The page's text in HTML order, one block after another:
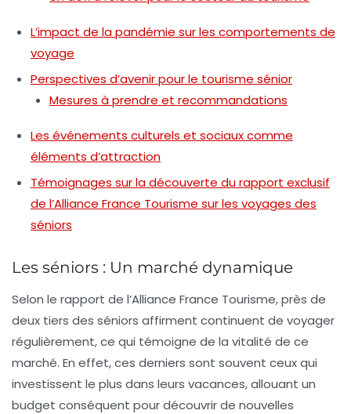
L’impact de la pandémie sur les comportements de
voyage
Perspectives d’avenir pour le tourisme sénior
Mesures à prendre et recommandations
Les événements culturels et sociaux comme
éléments d’attraction
Témoignages sur la découverte du rapport exclusif
de l’Alliance France Tourisme sur les voyages des
séniors
Les séniors : Un marché dynamique
Selon le rapport de l’Alliance France Tourisme, près de
deux tiers des séniors affirment continuent de voyager
régulièrement, ce qui témoigne de la vitalité de ce
marché. En effet, ces derniers sont souvent ceux qui
investissent le plus dans leurs vacances, allouant un
budget conséquent pour découvrir de nouvelles